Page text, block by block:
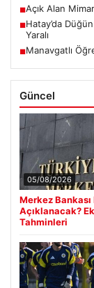
■Açık Alan
■Hatay’da
Yaralı
■Manavgatlı
Güncel
05/08/2026
Merkez Bankası
Açıklanacak?
Tahminleri